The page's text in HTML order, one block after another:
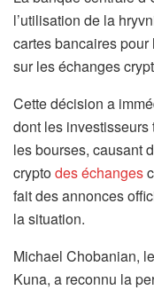
l’utilisation de la
cartes bancaires
sur les échanges
Cette décision a
dont les investisseurs
les bourses, causant
cryptodes échanges
fait des annonces
la situation.
Michael Chobanian,
Kuna, a reconnu la